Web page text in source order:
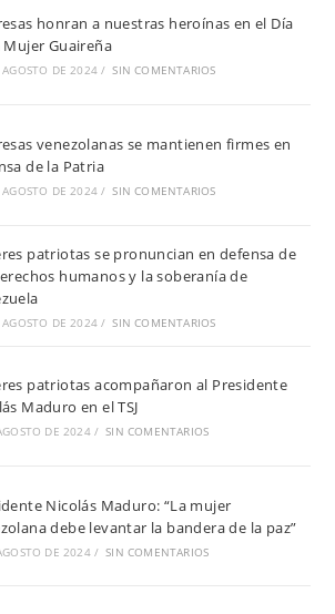
honran a nuestras heroínas en el Día
Mujer Guaireña
DE 2024 / SIN COMENTARIOS
venezolanas se mantienen firmes en
de la Patria
DE 2024 / SIN COMENTARIOS
patriotas se pronuncian en defensa de
humanos y la soberanía de
DE 2024 / SIN COMENTARIOS
patriotas acompañaron al Presidente
Maduro en el TSJ
DE 2024 / SIN COMENTARIOS
Nicolás Maduro: “La mujer
debe levantar la bandera de la paz”
DE 2024 / SIN COMENTARIOS